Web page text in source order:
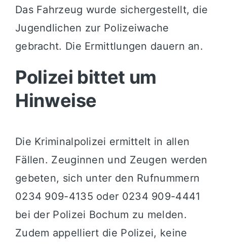
Das Fahrzeug wurde sichergestellt, die
Jugendlichen zur Polizeiwache
gebracht. Die Ermittlungen dauern an.
Polizei bittet um
Hinweise
Die Kriminalpolizei ermittelt in allen
Fällen. Zeuginnen und Zeugen werden
gebeten, sich unter den Rufnummern
0234 909-4135 oder 0234 909-4441
bei der Polizei Bochum zu melden.
Zudem appelliert die Polizei, keine